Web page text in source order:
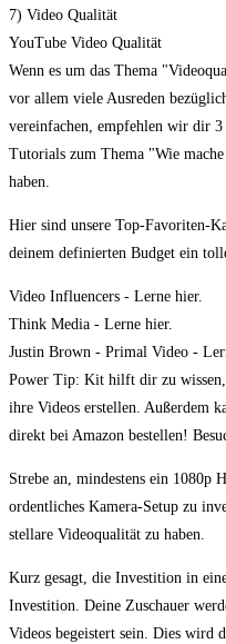
7) Video Qualität
YouTube Video Qualität
Wenn es um das Thema
vor allem viele Ausreden
vereinfachen, empfehlen wir dir 3
Tutorials zum Thema "Wie
haben.
Hier sind unsere Top-Favoriten-
deinem definierten Budget ein
Video Influencers - Lerne hier.
Think Media - Lerne hier.
Justin Brown - Primal Video -
Power Tip: Kit hilft dir zu
ihre Videos erstellen. Außerdem
direkt bei Amazon bestellen!
Strebe an, mindestens ein 1080p
ordentliches Kamera-Setup zu
stellare Videoqualität zu haben.
Kurz gesagt, die Investition in
Investition. Deine Zuschauer
Videos begeistert sein. Dies wird